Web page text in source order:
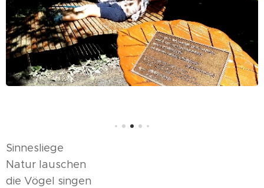
Sinnesliege
Natur lauschen
die Vögel singen